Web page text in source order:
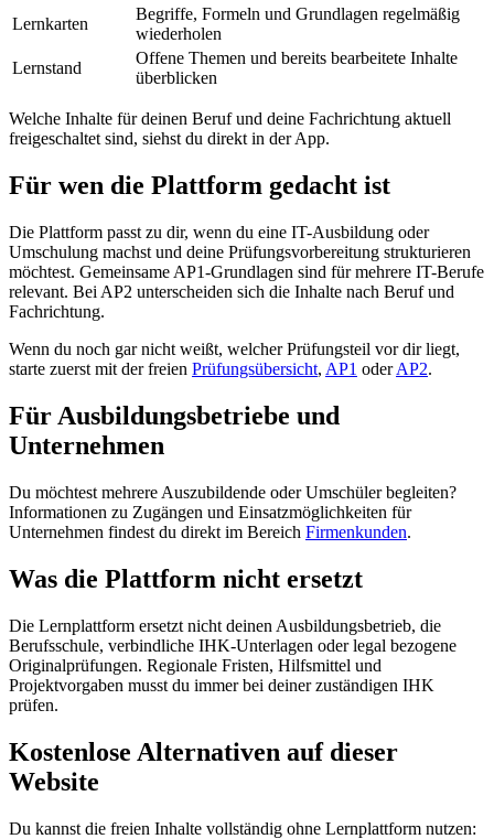
Lernkarten
Begriffe, Formeln und Grundlagen regelmäßig
wiederholen
Lernstand
Offene Themen und bereits bearbeitete Inhalte
überblicken
Welche Inhalte für deinen Beruf und deine Fachrichtung aktuell
freigeschaltet sind, siehst du direkt in der App.
Für wen die Plattform gedacht ist
Die Plattform passt zu dir, wenn du eine IT-Ausbildung oder
Umschulung machst und deine Prüfungsvorbereitung strukturieren
möchtest. Gemeinsame AP1-Grundlagen sind für mehrere IT-Berufe
relevant. Bei AP2 unterscheiden sich die Inhalte nach Beruf und
Fachrichtung.
Wenn du noch gar nicht weißt, welcher Prüfungsteil vor dir liegt,
starte zuerst mit der freien Prüfungsübersicht, AP1 oderAP2.
Für Ausbildungsbetriebe und
Unternehmen
Du möchtest mehrere Auszubildende oder Umschüler begleiten?
Informationen zu Zugängen und Einsatzmöglichkeiten für
Unternehmen findest du direkt im Bereich Firmenkunden.
Was die Plattform nicht ersetzt
Die Lernplattform ersetzt nicht deinen Ausbildungsbetrieb, die
Berufsschule, verbindliche IHK-Unterlagen oder legal bezogene
Originalprüfungen. Regionale Fristen, Hilfsmittel und
Projektvorgaben musst du immer bei deiner zuständigen IHK
prüfen.
Kostenlose Alternativen auf dieser
Website
Du kannst die freien Inhalte vollständig ohne Lernplattform nutzen: